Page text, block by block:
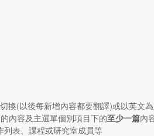
換(以後每新增內容都要翻譯)或以英文
內容及主選單個別項目下的至少一篇內
列表、課程或研究室成員等